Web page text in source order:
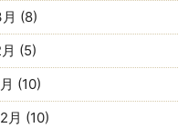
(8)
(5)
(10)
月 (10)